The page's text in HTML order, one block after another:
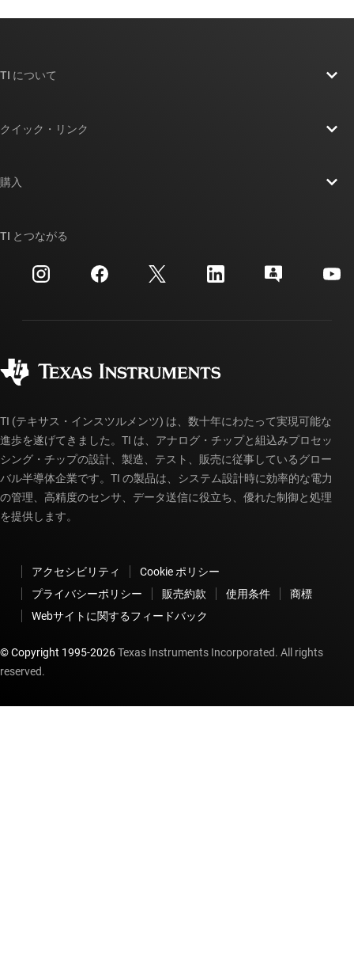
TI について
投資家向け情報
製造
クイック・リンク
クロスリファレンス検索
カスタマー・サポート・センター
myTI アカウントの FAQ
購入
ご注文に関する FAQ
TI とつながる
TI (テキサス・インスツルメンツ) は、数十年にわたって実現可能な
進歩を遂げてきました。TI は、アナログ・チップと組込みプロセッ
シング・チップの設計、製造、テスト、販売に従事しているグロー
バル半導体企業です。TI の製品は、システム設計時に効率的な電力
の管理、高精度のセンサ、データ送信に役立ち、優れた制御と処理
を提供します。
アクセシビリティ
Cookie ポリシー
プライバシーポリシー
販売約款 使用条件
商標
Webサイトに関するフィードバック
© Copyright 1995-2026Texas Instruments Incorporated. All rights
reserved.